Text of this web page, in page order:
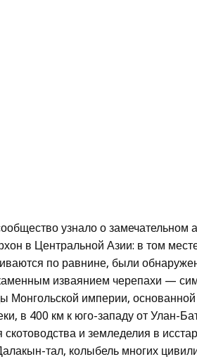
узнало о замечательном
в Центральной Азии: в том
по равнине, были
изваянием черепахи —
Монгольской империи,
в 400 км к юго-западу от Улан-
и земледелия в
тал, колыбель многих